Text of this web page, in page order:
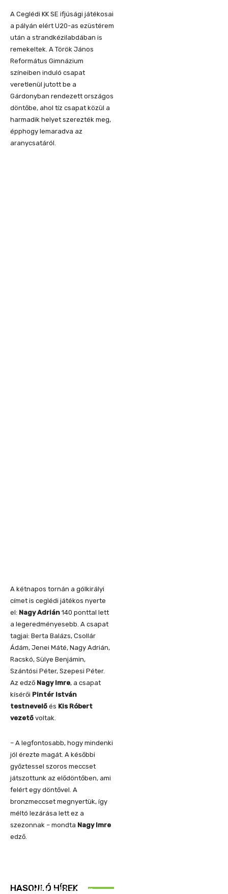
A Ceglédi KK SE ifjúsági játékosai
a pályán elért U20-as ezüstérem
után a strandkézilabdában is
remekeltek. A Török János
Református Gimnázium
színeiben induló csapat
veretlenül jutott be a
Gárdonyban rendezett országos
döntőbe, ahol tíz csapat közül a
harmadik helyet szerezték meg,
épphogy lemaradva az
aranycsatáról.
A kétnapos tornán a gólkirályi
címet is ceglédi játékos nyerte
el: Nagy Adrián 140 ponttal lett
a legeredményesebb. A csapat
tagjai: Berta Balázs, Csollár
Ádám, Jenei Máté, Nagy Adrián,
Racskó, Sülye Benjámin,
Szántósi Péter, Szepesi Péter.
Az edző Nagy Imre, a csapat
kísérői Pintér István
testnevelő és Kis Róbert
vezető voltak.
– A legfontosabb, hogy mindenki
jól érezte magát. A későbbi
győztessel szoros meccset
játszottunk az elődöntőben, ami
felért egy döntővel. A
bronzmeccset megnyertük, így
méltó lezárása lett ez a
szezonnak – mondta Nagy Imre
edző.
HASONLÓ HÍREK
Idén is közösen